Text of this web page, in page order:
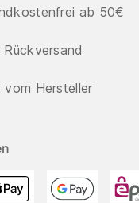
ab 50€
Rückversand
vom Hersteller